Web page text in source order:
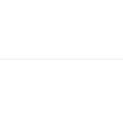
优化自己的领地，从而使
验 骑士为了荣耀冲锋营
战争的基础。横版视角营